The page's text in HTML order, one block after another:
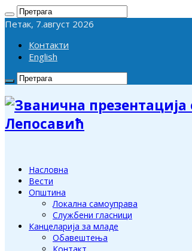
Петак, 7.август 2026
Контакти
English
Лепосавић
Насловна
Вести
Општина
Локална самоуправа
Службени гласници
Канцеларија за младе
Обавештења